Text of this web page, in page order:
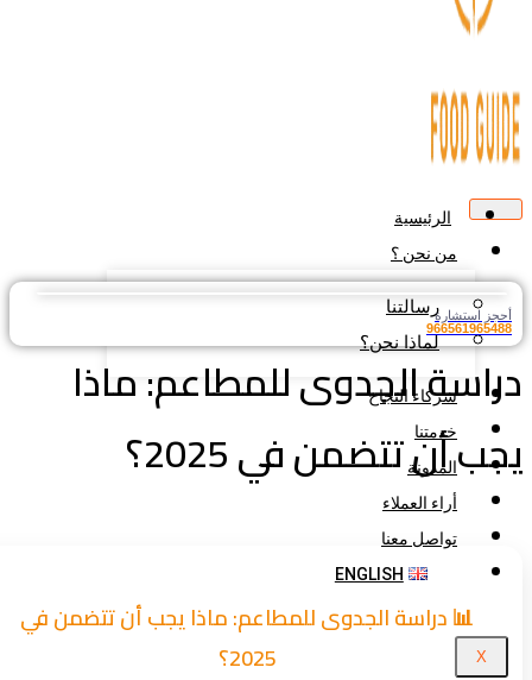
الرئيسية
من نحن ؟
رسالتنا
لماذا نحن؟
شركاء النجاح
خدمتنا
المدونة
أراء العملاء
تواصل معنا
ENGLISH
استشارة
الجدوى للمطاعم: ماذا
أن تتضمن في 2025؟
📊 دراسة الجدوى للمطاعم: ماذا يجب أن تتضمن في
2025؟